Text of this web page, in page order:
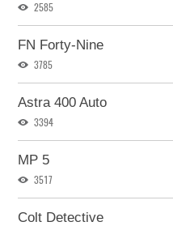
2585
FN Forty-Nine
3785
Astra 400 Auto
3394
MP 5
3517
Colt Detective